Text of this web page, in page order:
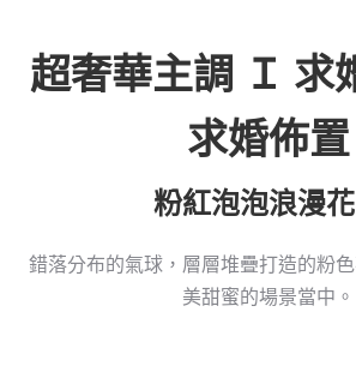
量
超奢華主調 Ｉ 求
求婚佈置
粉紅泡泡浪漫
錯落分布的氣球，層層堆疊打造的粉
美甜蜜的場景當中。